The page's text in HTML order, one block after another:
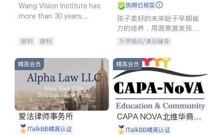
Wang Vision Institute has
more than 30 years
眼科 眼科
执照已核实
孩子美好的未来始于早期能
力的培养，用愿景激发孩子
的学习潜力和动力。理念：
拥有成长型心态是成功的基
石。
升学顾问/课后辅导
精英会员
爱法律师事务所
iTalkBB精英认证
精英会员
CAPA NOVA北维华裔家
长会iTalkBB精英认证